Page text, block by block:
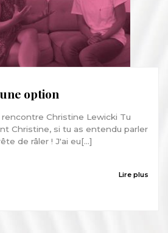
option
Christine Lewicki Tu
Christine, si tu as entendu parler
de râler ! J'ai eu[...]
Lire plus